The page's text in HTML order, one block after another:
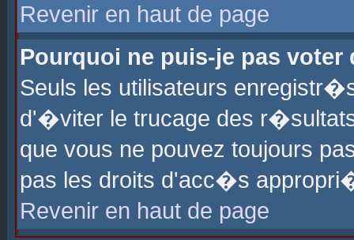
Revenir en haut de page
Pourquoi ne puis-je pas voter
Seuls les utilisateurs
d'�viter le trucage des
que vous ne pouvez toujours
pas les droits d'acc�s
Revenir en haut de page